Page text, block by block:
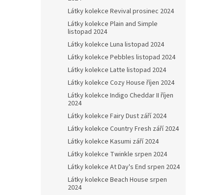
Látky kolekce Revival prosinec 2024
Látky kolekce Plain and Simple
listopad 2024
Látky kolekce Luna listopad 2024
Látky kolekce Pebbles listopad 2024
Látky kolekce Latte listopad 2024
Látky kolekce Cozy House říjen 2024
Látky kolekce Indigo Cheddar II říjen
2024
Látky kolekce Fairy Dust září 2024
Látky kolekce Country Fresh září 2024
Látky kolekce Kasumi září 2024
Látky kolekce Twinkle srpen 2024
Látky kolekce At Day's End srpen 2024
Látky kolekce Beach House srpen
2024